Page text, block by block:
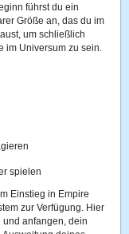
führst du ein
Größe an, das du im
um schließlich
im Universum zu sein.
spielen
Einstieg in Empire
zur Verfügung. Hier
und anfangen, dein